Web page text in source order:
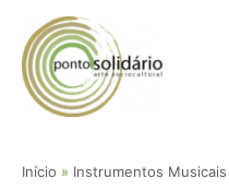
para
conteúdo
Início Instrumentos Musicais